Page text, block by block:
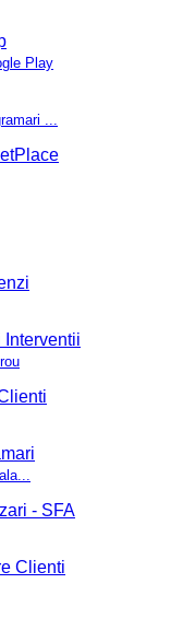
Play
...
- SFA
Clienti